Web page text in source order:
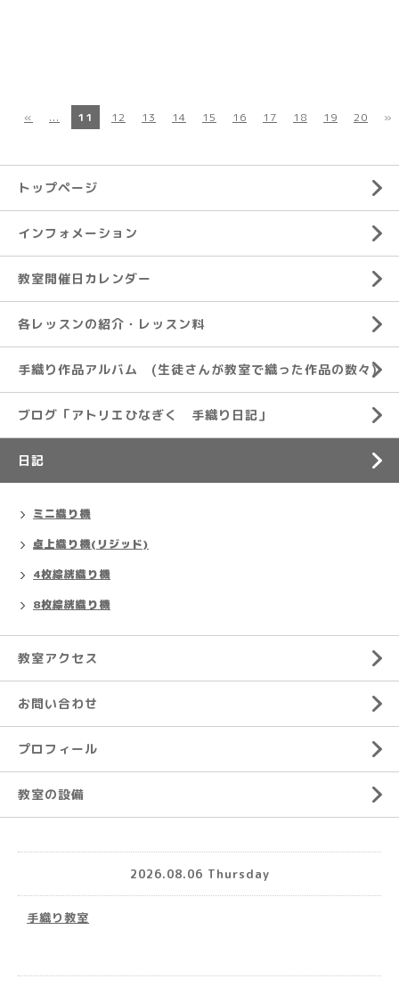
« ... 11 12 13 14 15 16 17 18 19 20 »
トップページ
インフォメーション
教室開催日カレンダー
各レッスンの紹介・レッスン料
手織り作品アルバム (生徒さんが教室で織った作品の数々)
ブログ「アトリエひなぎく 手織り日記」
日記
ミニ織り機
卓上織り機(リジッド)
4枚綜絖織り機
8枚綜絖織り機
教室アクセス
お問い合わせ
プロフィール
教室の設備
2026.08.06 Thursday
手織り教室